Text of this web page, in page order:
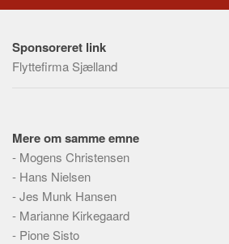
Forhistorien
Redigering
Sponsoreret link
Flyttefirma Sjælland
Mere om samme emne
- Mogens Christensen
- Hans Nielsen
-Jes Munk Hansen
- Marianne Kirkegaard
- Pione Sisto